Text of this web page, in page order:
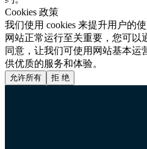
Cookies 政策
我们使用 cookies 来提升用户的
网站正常运行至关重要，您可以
同意，让我们可使用网站基本运
供优质的服务和体验。
允许所有 拒 绝